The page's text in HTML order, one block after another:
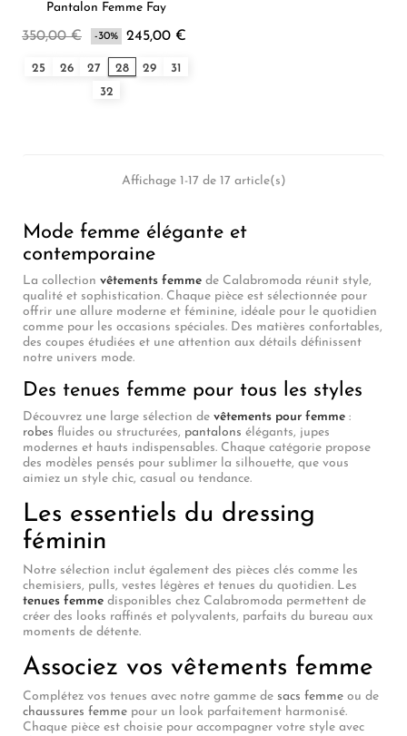
Pantalon Femme Fay
350,00 € -30% 245,00 €
25 26 27 28 29
31
32
Affichage 1-17 de 17 article(s)
Mode femme élégante et
contemporaine
La collection vêtements femme de Calabromoda réunit style,
qualité et sophistication. Chaque pièce est sélectionnée pour
offrir une allure moderne et féminine, idéale pour le quotidien
comme pour les occasions spéciales. Des matières confortables,
des coupes étudiées et une attention aux détails définissent
notre univers mode.
Des tenues femme pour tous les styles
Découvrez une large sélection de vêtements pour femme :
robes fluides ou structurées, pantalons élégants, jupes
modernes et hauts indispensables. Chaque catégorie propose
des modèles pensés pour sublimer la silhouette, que vous
aimiez un style chic, casual ou tendance.
Les essentiels du dressing
féminin
Notre sélection inclut également des pièces clés comme les
chemisiers, pulls, vestes légères et tenues du quotidien. Les
tenues femme disponibles chez Calabromoda permettent de
créer des looks raffinés et polyvalents, parfaits du bureau aux
moments de détente.
Associez vos vêtements femme
Complétez vos tenues avec notre gamme de sacs femme ou de
chaussures femme pour un look parfaitement harmonisé.
Chaque pièce est choisie pour accompagner votre style avec